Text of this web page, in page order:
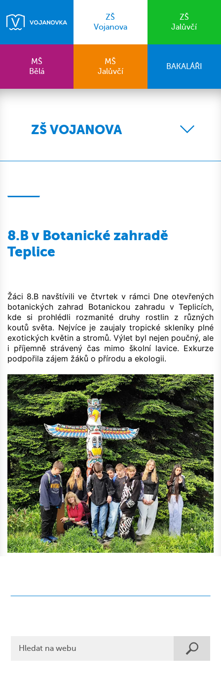
ZŠ
Vojanova
ZŠ
Jalůvčí
MŠ
Bělá
MŠ
Jalůvčí
BAKALÁŘI
ZŠ VOJANOVA
8.B v Botanické zahradě
Teplice
Žáci 8.B navštívili ve čtvrtek v rámci Dne otevřených
botanických zahrad Botanickou zahradu v Teplicích,
kde si prohlédli rozmanité druhy rostlin z různých
koutů světa. Nejvíce je zaujaly tropické skleníky plné
exotických květin a stromů. Výlet byl nejen poučný, ale
i příjemně strávený čas mimo školní lavice. Exkurze
podpořila zájem žáků o přírodu a ekologii.